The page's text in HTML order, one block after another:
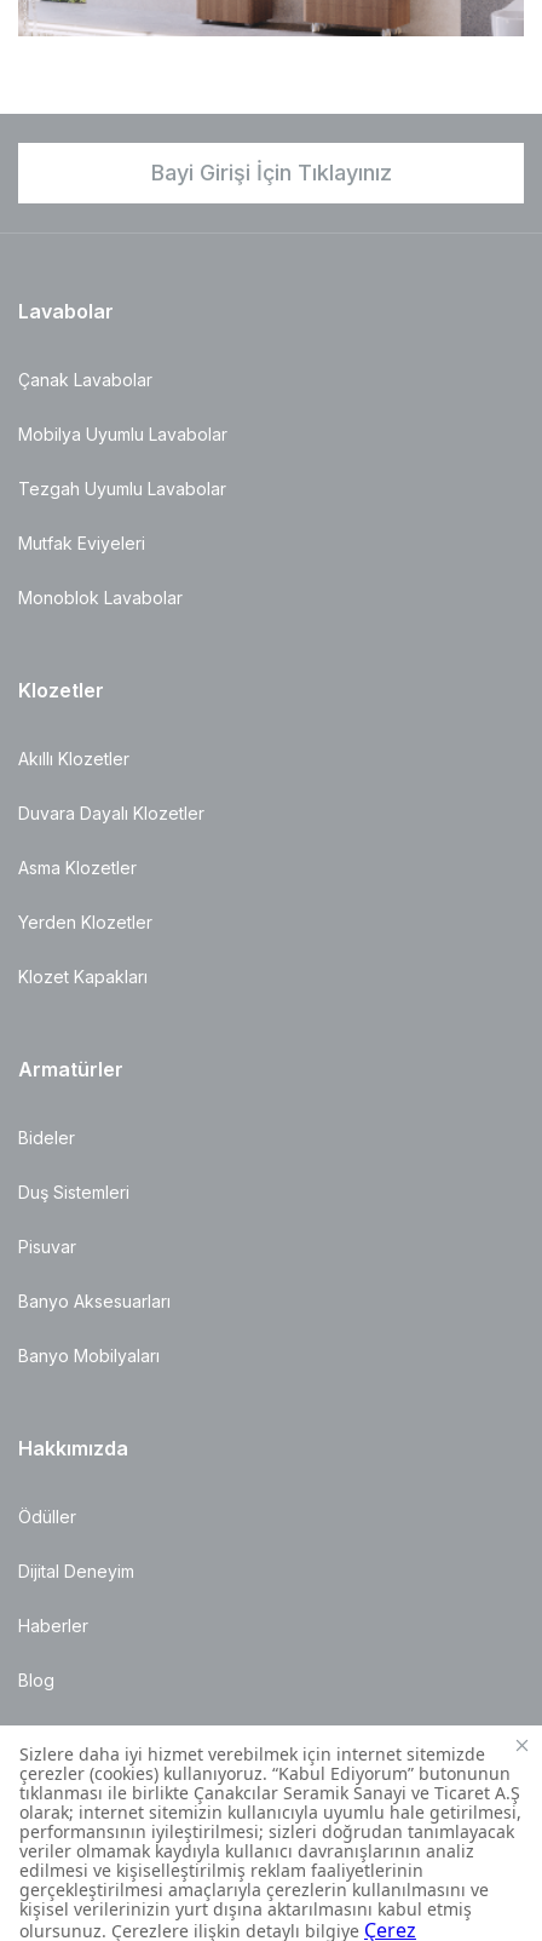
Bayi Girişi İçin Tıklayınız
Lavabolar
Çanak Lavabolar
Mobilya Uyumlu Lavabolar
Tezgah Uyumlu Lavabolar
Mutfak Eviyeleri
Monoblok Lavabolar
Klozetler
Akıllı Klozetler
Duvara Dayalı Klozetler
Asma Klozetler
Yerden Klozetler
Klozet Kapakları
Armatürler
Bideler
Duş Sistemleri
Pisuvar
Banyo Aksesuarları
Banyo Mobilyaları
Hakkımızda
Ödüller
Dijital Deneyim
Haberler
Blog
Satış Noktaları
Montaj Bilgileri
Müşteri İletişim Merkezi